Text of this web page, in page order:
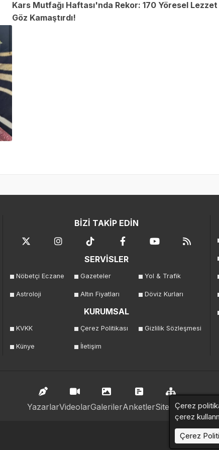
Kars Mutfağı Haftası'nda Rekor: 170 Yöresel Lezzet
Göz Kamaştırdı!
BİZİ TAKİP EDİN
SERVİSLER
Nöbetçi Eczane Gazeteler Yol & Trafik
Astroloji Altın Fiyatları Döviz Kurları
KURUMSAL
KVKK Çerez Politikası Gizlilik Sözleşmesi
Künye İletişim
YazarlarVideolarGalerilerAnketlerSitemap
Çerez
çerez
Çerez